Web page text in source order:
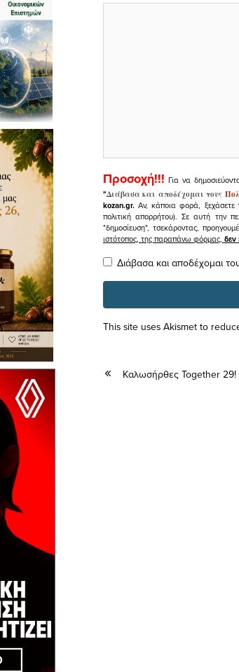
Προσοχή!!! Για να
"Διάβασα και αποδέχομαι τους
kozan.gr. Αν, κάποια φορά, ξεχάσετε
πολιτική απορρήτου). Σε αυτή την
"δημοσίευση", τσεκάροντας,
ιστότοπος, της παραπάνω φόρμας, δεν
Διάβασα και αποδέχομαι
This site uses Akismet to
Καλωσήρθες Τοgether 29!